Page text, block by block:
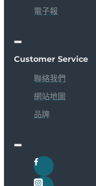
電子報
Customer Service
聯絡我們
網站地圖
品牌